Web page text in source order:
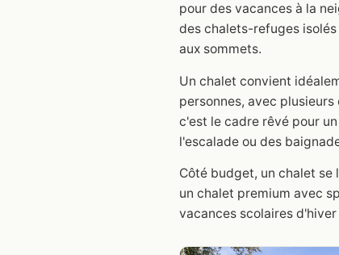
pour des vacances à la
des chalets-refuges
aux sommets.
Un chalet convient
personnes, avec
c'est le cadre rêvé pour
l'escalade ou des
Côté budget, un chalet
un chalet premium avec
vacances scolaires